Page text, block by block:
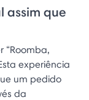
assim que
“Roomba,
experiência
um pedido
da